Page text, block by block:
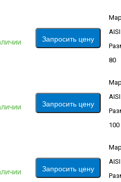
Запросить цену
80
Запросить цену
100
Запросить цену